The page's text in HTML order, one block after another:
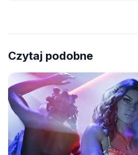
Czytaj podobne